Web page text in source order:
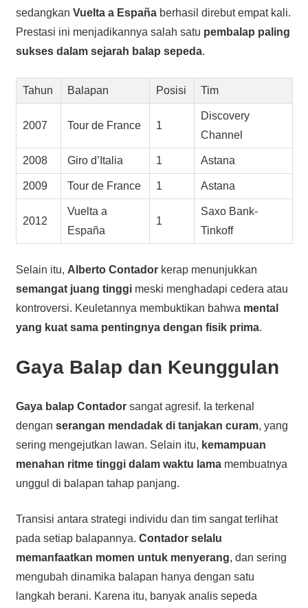
sedangkan Vuelta a Españaberhasil direbut empat kali.
Prestasi ini menjadikannya salah satu pembalap paling
sukses dalam sejarah balap sepeda.
Tahun Balapan Posisi Tim
2007 Tour de France 1
Discovery
Channel
2008 Giro d’Italia 1 Astana
2009 Tour de France 1 Astana
2012
Vuelta a
España
1
Saxo Bank-
Tinkoff
Selain itu, Alberto Contadorkerap menunjukkan
semangat juang tinggimeski menghadapi cedera atau
kontroversi. Keuletannya membuktikan bahwa mental
yang kuat sama pentingnya dengan fisik prima.
Gaya Balap dan Keunggulan
Gaya balap Contadorsangat agresif. Ia terkenal
dengan serangan mendadak di tanjakan curam, yang
sering mengejutkan lawan. Selain itu, kemampuan
menahan ritme tinggi dalam waktu lamamembuatnya
unggul di balapan tahap panjang.
Transisi antara strategi individu dan tim sangat terlihat
pada setiap balapannya. Contador selalu
memanfaatkan momen untuk menyerang, dan sering
mengubah dinamika balapan hanya dengan satu
langkah berani. Karena itu, banyak analis sepeda